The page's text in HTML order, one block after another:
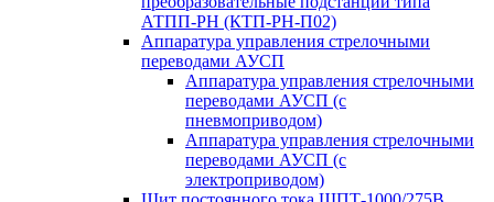
АТПП-РН (КТП-РН-П02)
Аппаратура управления стрелочными
переводами АУСП
Аппаратура управления стрелочными
переводами АУСП (с
пневмоприводом)
Аппаратура управления стрелочными
переводами АУСП (с
электроприводом)